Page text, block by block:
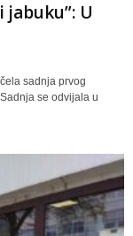
jabuku”: U
sadnja prvog
se odvijala u